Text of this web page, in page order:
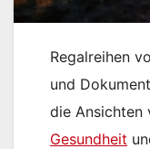
Regalreihen
und
die Ansichten
Gesundheit